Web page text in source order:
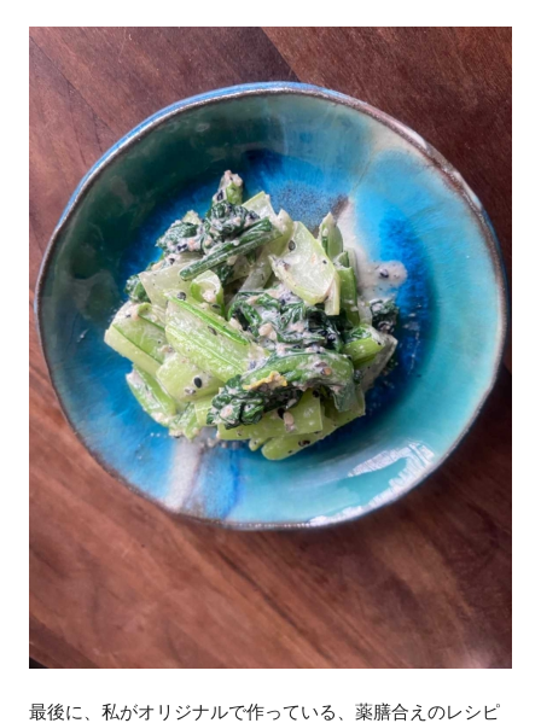
最後に、私がオリジナルで作っている、薬膳合えのレシピ